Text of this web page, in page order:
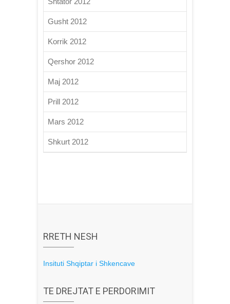
Gusht 2012
Korrik 2012
Qershor 2012
Maj 2012
Prill 2012
Mars 2012
Shkurt 2012
RRETH NESH
Insituti Shqiptar i Shkencave
TE DREJTAT E PERDORIMIT